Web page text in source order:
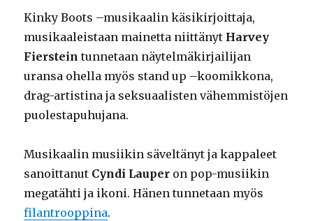
Kinky Boots –musikaalin käsikirjoittaja,
musikaaleistaan mainetta niittänyt Harvey
Fierstein tunnetaan näytelmäkirjailijan
uransa ohella myös stand up –koomikkona,
drag-artistina ja seksuaalisten vähemmistöjen
puolestapuhujana.
Musikaalin musiikin säveltänyt ja kappaleet
sanoittanut Cyndi Lauper on pop-musiikin
megatähti ja ikoni. Hänen tunnetaan myös
filantrooppina.